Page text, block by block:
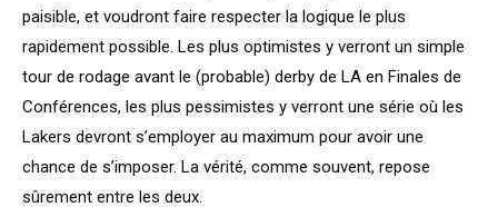
paisible, et voudront faire respecter la logique le plus
rapidement possible. Les plus optimistes y verront un simple
tour de rodage avant le (probable) derby de LA en Finales de
Conférences, les plus pessimistes y verront une série où les
Lakers devront s’employer au maximum pour avoir une
chance de s’imposer. La vérité, comme souvent, repose
sûrement entre les deux.